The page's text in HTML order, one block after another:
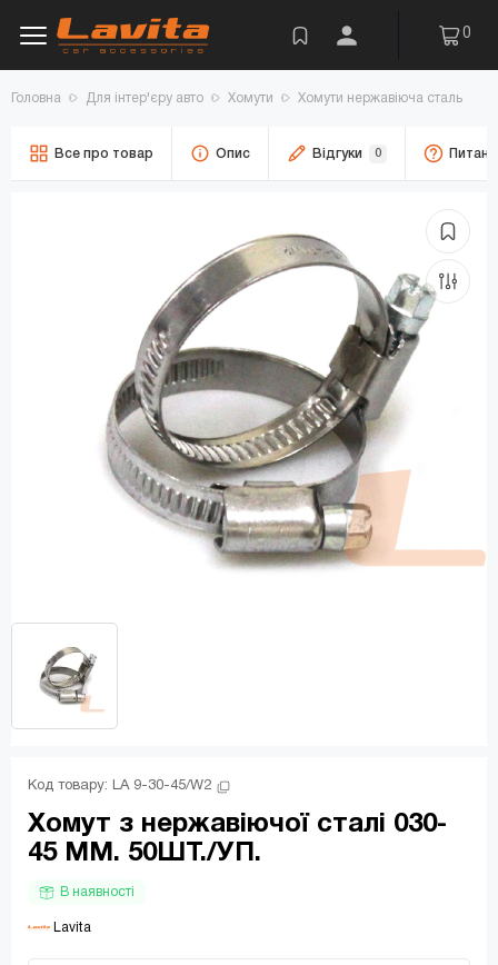
0
Головна Для інтер'єру авто Хомути Хомути нержавіюча сталь
Все про товар Опис Відгуки 0
Код товару: LA 9-30-45/W2
Хомут з нержавіючої сталі 030-
45 ММ. 50ШТ./УП.
В наявності
Lavita